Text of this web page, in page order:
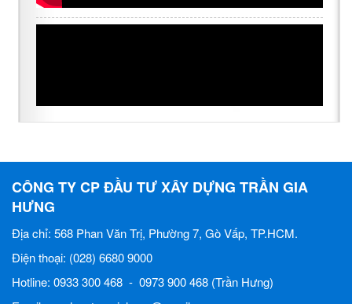
CÔNG TY CP ĐẦU TƯ XÂY DỰNG TRẦN GIA
HƯNG
Địa chỉ: 568 Phan Văn Trị, Phường 7, Gò Vấp, TP.HCM.
Điện thoại: (028) 6680 9000
Hotline: 0933 300 468 - 0973 900 468 (Trần Hưng)